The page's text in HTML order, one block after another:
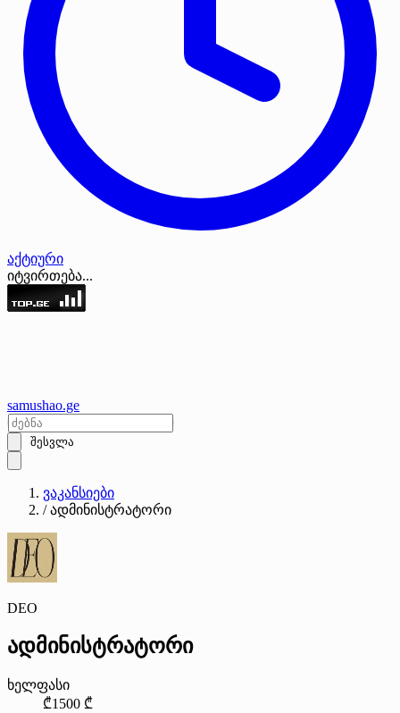
აქტიური
იტვირთება...
samushao.ge
შესვლა
ვაკანსიები
/ ადმინისტრატორი
DEO
ადმინისტრატორი
ხელფასი
₾1500 ₾